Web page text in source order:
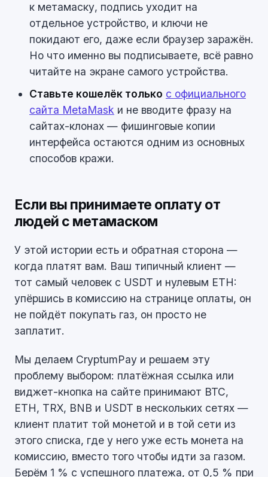
к метамаску, подпись уходит на
отдельное устройство, и ключи не
покидают его, даже если браузер заражён.
Но что именно вы подписываете, всё равно
читайте на экране самого устройства.
Ставьте кошелёк только с официального
сайта MetaMask и не вводите фразу на
сайтах-клонах — фишинговые копии
интерфейса остаются одним из основных
способов кражи.
Если вы принимаете оплату от
людей с метамаском
У этой истории есть и обратная сторона —
когда платят вам. Ваш типичный клиент —
тот самый человек с USDT и нулевым ETH:
упёршись в комиссию на странице оплаты, он
не пойдёт покупать газ, он просто не
заплатит.
Мы делаем CryptumPay и решаем эту
проблему выбором: платёжная ссылка или
виджет-кнопка на сайте принимают BTC,
ETH, TRX, BNB и USDT в нескольких сетях —
клиент платит той монетой и в той сети из
этого списка, где у него уже есть монета на
комиссию, вместо того чтобы идти за газом.
Берём 1 % с успешного платежа, от 0,5 % при